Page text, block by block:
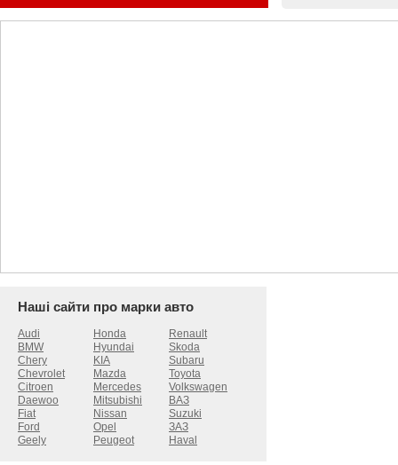
Наші сайти про марки авто
Audi Honda
Renault
BMW
Hyundai
Skoda
Chery
KIA
Subaru
Chevrolet
Mazda
Toyota
Citroen
Mercedes
Volkswagen
Daewoo
Mitsubishi
ВАЗ
Fiat
Nissan
Suzuki
Ford
Opel
ЗАЗ
Geely
Peugeot Haval